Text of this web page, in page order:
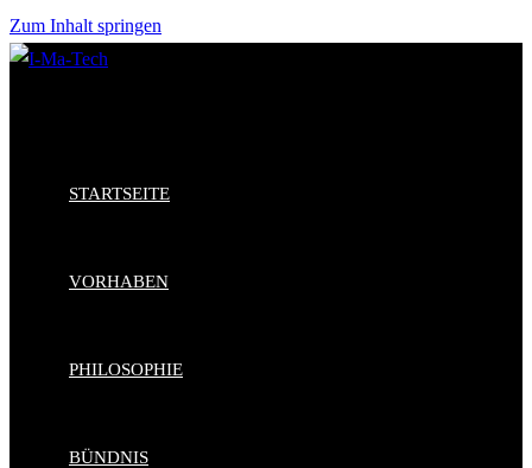
Zum Inhalt springen
STARTSEITE
VORHABEN
PHILOSOPHIE
BÜNDNIS